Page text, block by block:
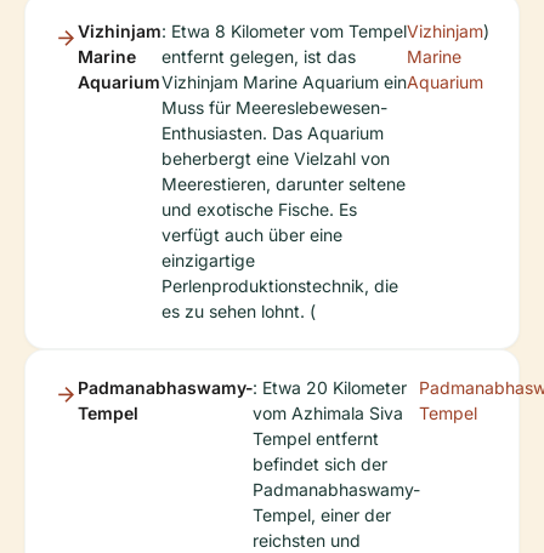
Vizhinjam
Marine
Aquarium
: Etwa 8 Kilometer vom Tempel
entfernt gelegen, ist das
Vizhinjam Marine Aquarium ein
Muss für Meereslebewesen-
Enthusiasten. Das Aquarium
beherbergt eine Vielzahl von
Meerestieren, darunter seltene
und exotische Fische. Es
verfügt auch über eine
einzigartige
Perlenproduktionstechnik, die
es zu sehen lohnt. (
Vizhinjam
Marine
Aquarium
)
Padmanabhaswamy-
Tempel
: Etwa 20 Kilometer
vom Azhimala Siva
Tempel entfernt
befindet sich der
Padmanabhaswamy-
Tempel, einer der
reichsten und
Tempel